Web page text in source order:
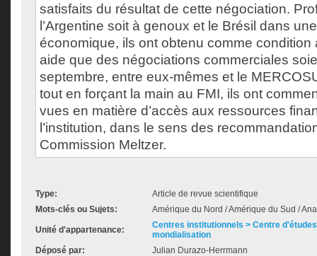
satisfaits du résultat de cette négociation.
l’Argentine soit à genoux et le Brésil dans
économique, ils ont obtenu comme condition
aide que des négociations commerciales
septembre, entre eux-mêmes et le
tout en forçant la main au FMI, ils ont
vues en matière d’accès aux ressources
l’institution, dans le sens des
Commission Meltzer.
Type:
Article de revue scientifique
Mots-clés ou Sujets:
Amérique du Nord / Amérique du Sud /
Unité d'appartenance:
Centres institutionnels > Centre
mondialisation
Déposé par:
Julian Durazo-Herrmann